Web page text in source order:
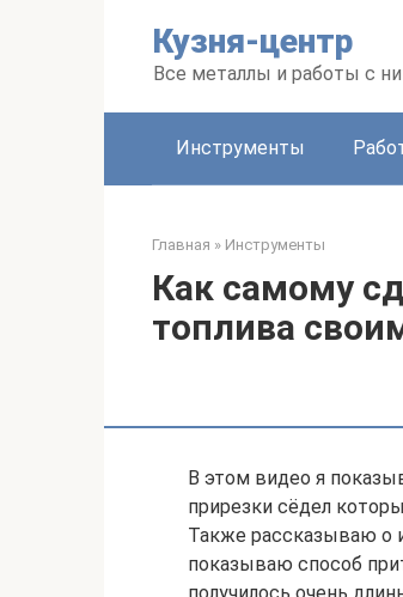
Кузня-центр
Все металлы и работы с
Инструменты
Главная » Инструменты
Как самому
топлива
В этом видео я
прирезки сёдел
Также рассказываю о
показываю способ